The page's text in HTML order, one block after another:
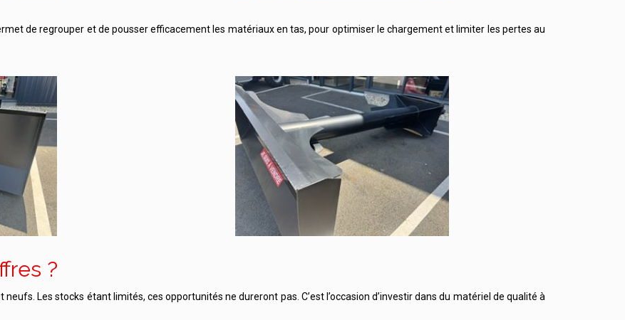
de regrouper et de pousser efficacement les matériaux en tas, pour optimiser le chargement et limiter les pertes au
?
Les stocks étant limités, ces opportunités ne dureront pas. C’est l’occasion d’investir dans du matériel de qualité à